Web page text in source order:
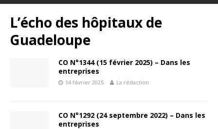
L’écho des hôpitaux de
Guadeloupe
CO N°1344 (15 février 2025) – Dans les
entreprises
14 février 2025 La rédaction
CO N°1292 (24 septembre 2022) – Dans les
entreprises